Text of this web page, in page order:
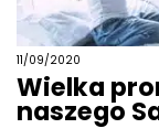
11/09/2020
Wielka
naszego